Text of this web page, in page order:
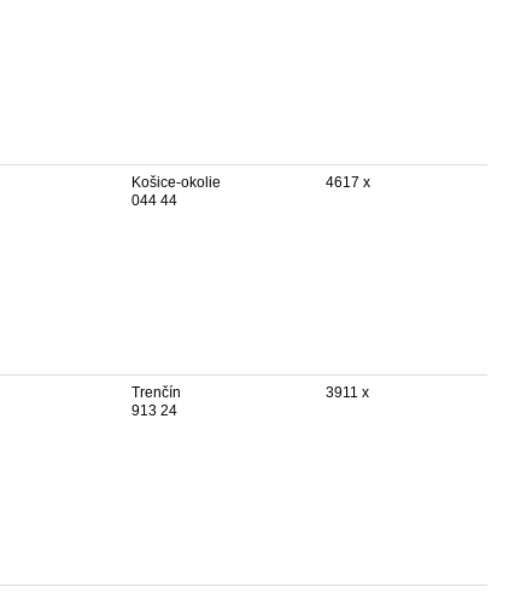
Košice-okolie
044 44
4617 x
Trenčín
913 24
3911 x